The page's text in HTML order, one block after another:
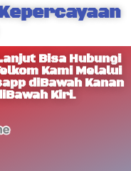
Bisa Hubungi
Kami Melalui
diBawah Kanan
Kiri.